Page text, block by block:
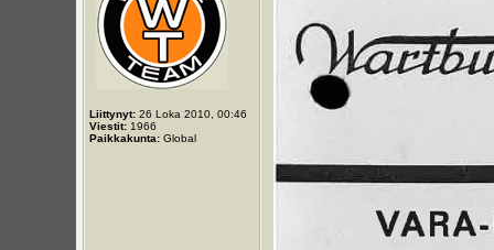
Liittynyt:26 Loka 2010, 00:46
Viestit:1966
Paikkakunta:Global